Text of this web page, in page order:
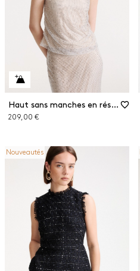
Haut sans manches en résille à strass
209,00 €
Nouveautés